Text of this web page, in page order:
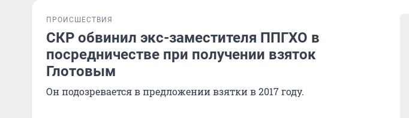
ПРОИСШЕСТВИЯ
СКР обвинил экс-заместителя ППГХО в
посредничестве при получении взяток
Глотовым
Он подозревается в предложении взятки в 2017 году.